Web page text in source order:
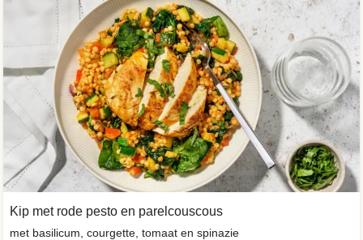
Kip met rode pesto en parelcouscous
met basilicum, courgette, tomaat en spinazie